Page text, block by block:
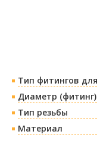
Тип фитингов
Диаметр (фитинг)
Тип резьбы
Материал